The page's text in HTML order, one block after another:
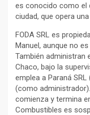
es conocido como el
ciudad, que opera
FODA SRL es
Manuel, aunque no
También administran
Chaco, bajo la
emplea a Paraná
(como
comienza y termina
Combustibles es